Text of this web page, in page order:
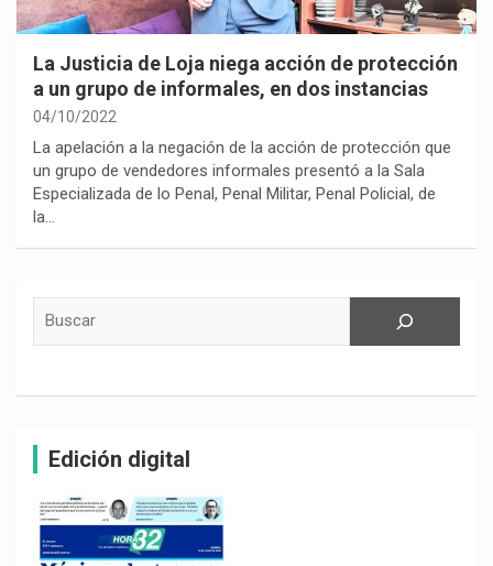
La Justicia de Loja niega acción de protección
a un grupo de informales, en dos instancias
04/10/2022
La apelación a la negación de la acción de protección que
un grupo de vendedores informales presentó a la Sala
Especializada de lo Penal, Penal Militar, Penal Policial, de
la…
Edición digital